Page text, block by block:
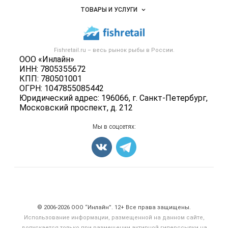
Fishretail.ru – весь рынок рыбы в России.
ООО «Инлайн»
ИНН: 7805355672
КПП: 780501001
ОГРН: 1047855085442
Юридический адрес: 196066, г. Санкт-Петербург,
Московский проспект, д. 212
Размещение рекламы
Публичная оферта
Контактная информация
Политика обработки персональных данных
Объявления
Новости рынка
Вакансии
Блог
ТОВАРЫ И УСЛУГИ
Икра
Рыбопосадочный материал
Полуфабрикаты
Консервы
Карта объявлений
Мы в соцсетях:
© 2006‑2026 ООО “Инлайн”. 12+ Все права защищены.
Использование информации, размещенной на данном сайте,